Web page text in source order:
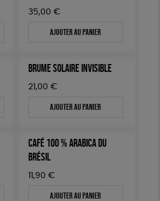
35,00 €
Ajouter au panier
BRUME SOLAIRE INVISIBLE
21,00 €
Ajouter au panier
CAFÉ 100 % ARABICA DU
BRÉSIL
11,90 €
Ajouter au panier